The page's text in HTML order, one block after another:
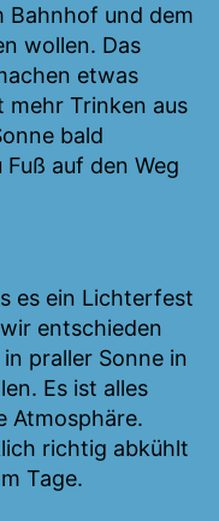
Bahnhof und dem
wollen. Das
etwas
mehr Trinken aus
bald
auf den Weg
es ein Lichterfest
entschieden
praller Sonne in
Es ist alles
Atmosphäre.
richtig abkühlt
Tage.